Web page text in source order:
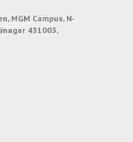
MGM Campus, N-
431003,